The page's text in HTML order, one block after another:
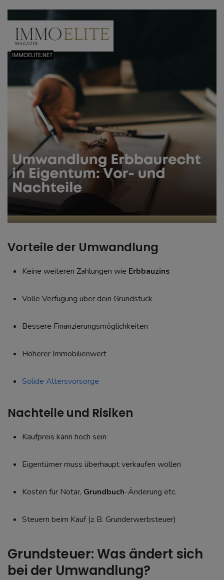
Vorteile der Umwandlung
Keine weiteren Zahlungen wie Erbbauzins
Volle Verfügung über dein Grundstück
Bessere Finanzierungsmöglichkeiten
Höherer Immobilienwert
Solide Altersvorsorge
Nachteile und Risiken
Kaufpreis kann hoch sein
Eigentümer muss überhaupt verkaufen wollen
Kosten für Notar, Grundbuch-Änderung etc.
Steuern beim Kauf (z. B. Grunderwerbsteuer)
Grundsteuer: Was ändert sich
bei der Umwandlung?